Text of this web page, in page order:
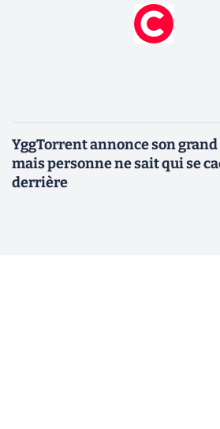
YggTorrent annonce son
mais personne ne sait qui se
derrière